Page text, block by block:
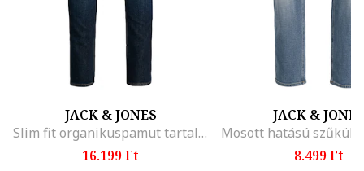
JACK & JONES
Slim fit organikuspamut tartalmú farmernadrág, Sötétkék
16.199 Ft
JACK & JONES
8.499 Ft